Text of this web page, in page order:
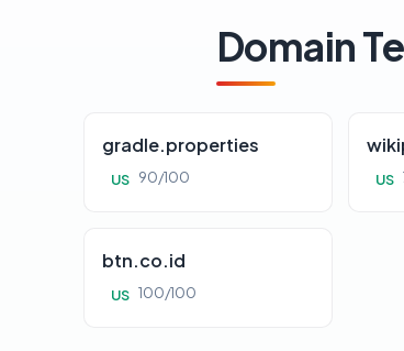
Domain
gradle.properties
US 90/100 US
btn.co.id
US 100/100